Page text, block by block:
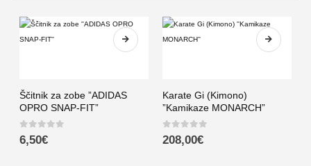
Ščitnik za zobe ”ADIDAS
OPRO SNAP-FIT”
0out of 5
6,50€
Karate Gi (Kimono)
”Kamikaze MONARCH”
0out of 5
208,00€